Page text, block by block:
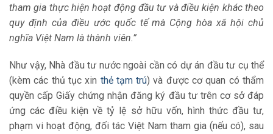
tham gia thực hiện hoạt động đầu tư và điều kiện khác theo
quy định của điều ước quốc tế mà Cộng hòa xã hội chủ
nghĩa Việt Nam là thành viên.”
Như vậy, Nhà đầu tư nước ngoài cần có dự án đầu tư cụ thể
(kèm các thủ tục xin thẻ tạm trú) và được cơ quan có thẩm
quyền cấp Giấy chứng nhận đăng ký đầu tư trên cơ sở đáp
ứng các điều kiện về tỷ lệ sở hữu vốn, hình thức đầu tư,
phạm vi hoạt động, đối tác Việt Nam tham gia (nếu có), sau